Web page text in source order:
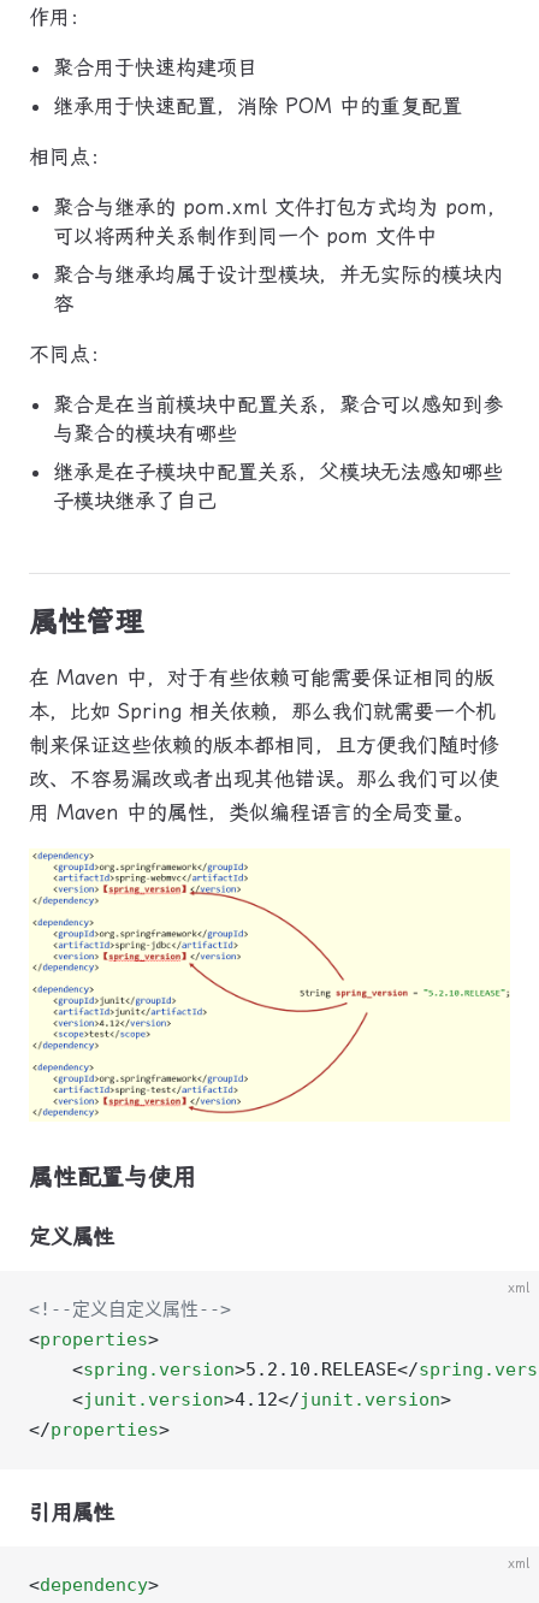
作用：
聚合用于快速构建项目
继承用于快速配置，消除 POM 中的重复配置
相同点：
聚合与继承的 pom.xml 文件打包方式均为 pom，
可以将两种关系制作到同一个 pom 文件中
聚合与继承均属于设计型模块，并无实际的模块内
容
不同点：
聚合是在当前模块中配置关系，聚合可以感知到参
与聚合的模块有哪些
继承是在子模块中配置关系，父模块无法感知哪些
子模块继承了自己
属性管理
在 Maven 中，对于有些依赖可能需要保证相同的版
本，比如 Spring 相关依赖，那么我们就需要一个机
制来保证这些依赖的版本都相同，且方便我们随时修
改、不容易漏改或者出现其他错误。那么我们可以使
用 Maven 中的属性，类似编程语言的全局变量。
属性配置与使用
定义属性
xml
<!--定义自定义属性-->
<properties>
    <
spring.version>5.2.10.RELEASE</
    <
junit.version>4.12</junit.version>
</properties>
引用属性
xml
<dependency>